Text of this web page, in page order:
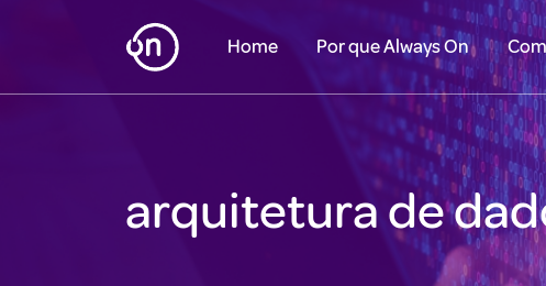
Home Por que Always On
arquitetura de